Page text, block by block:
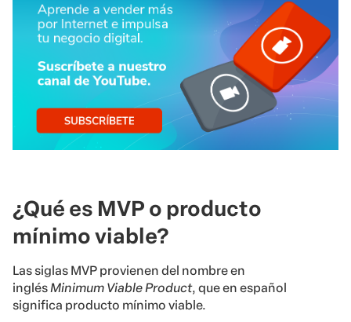
¿Qué es MVP o producto
mínimo viable?
Las siglas MVP provienen del nombre en
inglés Minimum Viable Product, que en español
significa producto mínimo viable.